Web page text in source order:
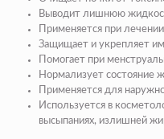
Выводит лишнюю
Применяется при
Защищает и укрепляет
Помогает при
Нормализует состояние
Применяется для
Используется в
высыпаниях, излишней